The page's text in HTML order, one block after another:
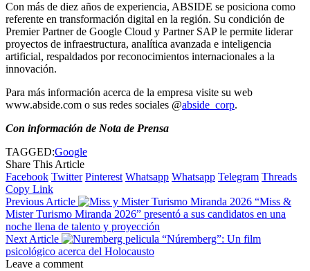
Con más de diez años de experiencia, ABSIDE se posiciona como
referente en transformación digital en la región. Su condición de
Premier Partner de Google Cloud y Partner SAP le permite liderar
proyectos de infraestructura, analítica avanzada e inteligencia
artificial, respaldados por reconocimientos internacionales a la
innovación.
Para más información acerca de la empresa visite su web
www.abside.com o sus redes sociales @abside_corp.
Con información de Nota de Prensa
TAGGED:Google
Share This Article
Facebook Twitter Pinterest Whatsapp Whatsapp Telegram Threads
Copy Link
Previous Article
“Miss &
Mister Turismo Miranda 2026” presentó a sus candidatos en una
noche llena de talento y proyección
Next Article
“Núremberg”: Un film
psicológico acerca del Holocausto
Leave a comment